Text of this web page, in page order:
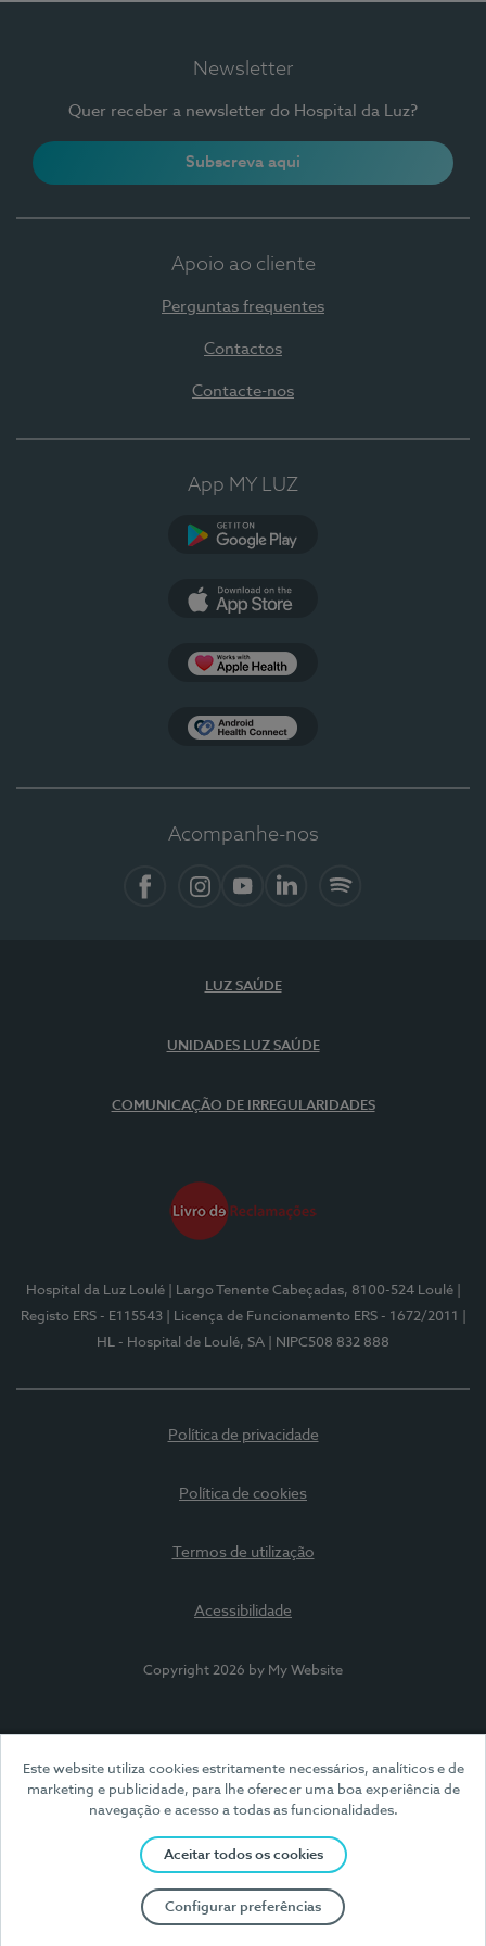
Este website utiliza cookies estritamente necessários, analíticos e de
marketing e publicidade, para lhe oferecer uma boa experiência de
navegação e acesso a todas as funcionalidades.
Aceitar todos os cookies
Configurar preferências
Newsletter
Quer receber a newsletter do Hospital da Luz?
Subscreva aqui
Apoio ao cliente
Perguntas frequentes
Contactos
Contacte-nos
App MY LUZ
Acompanhe-nos
LUZ SAÚDE
UNIDADES LUZ SAÚDE
COMUNICAÇÃO DE IRREGULARIDADES
Hospital da Luz Loulé | Largo Tenente Cabeçadas, 8100-524 Loulé
Registo ERS - E115543
| Licença de Funcionamento ERS - 1672/2011
HL - Hospital de Loulé, SA
| NIPC508 832 888
Política de privacidade
Política de cookies
Termos de utilização
Acessibilidade
Copyright 2026 by My Website